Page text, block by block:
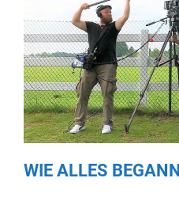
WIE ALLES BEGANN